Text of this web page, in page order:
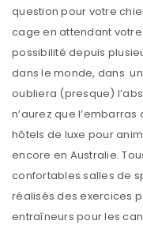
question pour votre
cage en attendant votre
possibilité depuis
dans le monde, dans
oubliera (presque)
n’aurez que
hôtels de luxe pour
encore en Australie.
confortables salles de
réalisés des exercices
entraîneurs pour les